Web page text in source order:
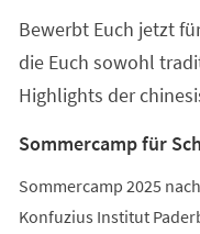
neuen
Tab)
Bewerbt Euch jetzt
die Euch sowohl
Highlights der
Sommercamp für
Sommercamp 2025
Konfuzius Institut